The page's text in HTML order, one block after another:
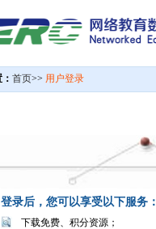
登录后，您可以享受以下服务：
下载免费、积分资源；